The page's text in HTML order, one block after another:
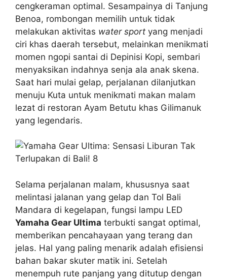
cengkeraman optimal. Sesampainya di Tanjung
Benoa, rombongan memilih untuk tidak
melakukan aktivitas water sport yang menjadi
ciri khas daerah tersebut, melainkan menikmati
momen ngopi santai di Depinisi Kopi, sembari
menyaksikan indahnya senja ala anak skena.
Saat hari mulai gelap, perjalanan dilanjutkan
menuju Kuta untuk menikmati makan malam
lezat di restoran Ayam Betutu khas Gilimanuk
yang legendaris.
Selama perjalanan malam, khususnya saat
melintasi jalanan yang gelap dan Tol Bali
Mandara di kegelapan, fungsi lampu LED
Yamaha Gear Ultima terbukti sangat optimal,
memberikan pencahayaan yang terang dan
jelas. Hal yang paling menarik adalah efisiensi
bahan bakar skuter matik ini. Setelah
menempuh rute panjang yang ditutup dengan